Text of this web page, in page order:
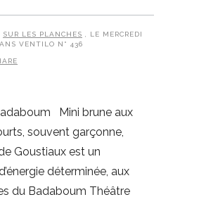
SUR LES PLANCHES
, LE MERCREDI
VENTILO N° 436
Mini brune aux
souvent garçonne,
Goustiaux est un
déterminée, aux
du Badaboum Théâtre